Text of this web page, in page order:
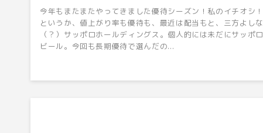
今年もまたまたやってきました優待シーズン！私のイチオシ！
というか、値上がり率も優待も、最近は配当もと、三方よしな
（？）サッポロホールディングス。個人的には未だにサッポロ
ビール。今回も長期優待で選んだの...